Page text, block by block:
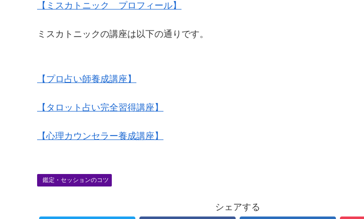
【ミスカトニック プロフィール】
ミスカトニックの講座は以下の通りです。
【プロ占い師養成講座】
【タロット占い完全習得講座】
【心理カウンセラー養成講座】
鑑定・セッションのコツ
シェアする